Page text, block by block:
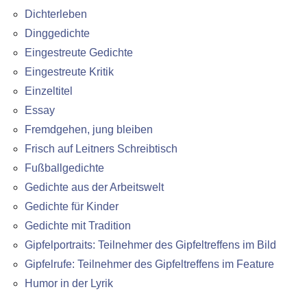
Dichterleben
Dinggedichte
Eingestreute Gedichte
Eingestreute Kritik
Einzeltitel
Essay
Fremdgehen, jung bleiben
Frisch auf Leitners Schreibtisch
Fußballgedichte
Gedichte aus der Arbeitswelt
Gedichte für Kinder
Gedichte mit Tradition
Gipfelportraits: Teilnehmer des Gipfeltreffens im Bild
Gipfelrufe: Teilnehmer des Gipfeltreffens im Feature
Humor in der Lyrik